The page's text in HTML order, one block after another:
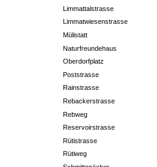
Limmattalstrasse
Limmatwiesenstrasse
Mülistatt
Naturfreundehaus
Oberdorfplatz
Poststrasse
Rainstrasse
Rebackerstrasse
Rebweg
Reservoirstrasse
Rütistrasse
Rütiweg